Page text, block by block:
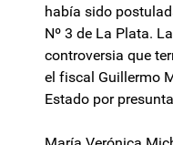
había sido
Nº 3 de La Plata.
controversia que
el fiscal Guillermo
Estado por